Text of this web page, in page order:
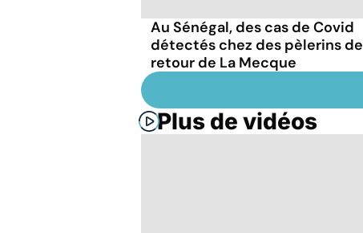
Au Sénégal, des cas de Covid
détectés chez des pèlerins de
retour de La Mecque
Plus de vidéos